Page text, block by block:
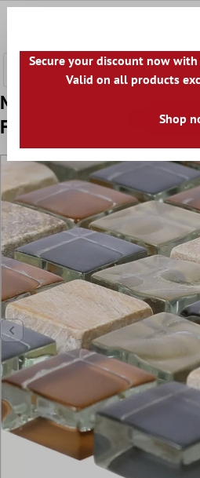
Muster von Glasmosaik
Festus Braun Beige Grau
Secure your discount now with
Valid on all products
Shop